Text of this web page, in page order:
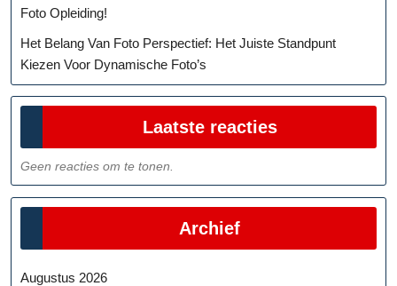
Foto Opleiding!
Het Belang Van Foto Perspectief: Het Juiste Standpunt
Kiezen Voor Dynamische Foto’s
Laatste reacties
Geen reacties om te tonen.
Archief
Augustus 2026